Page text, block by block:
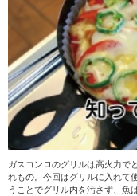
ガスコンロのグリルは高火力で
れもの。今回はグリルに入れて
うことでグリル内を汚さず、魚